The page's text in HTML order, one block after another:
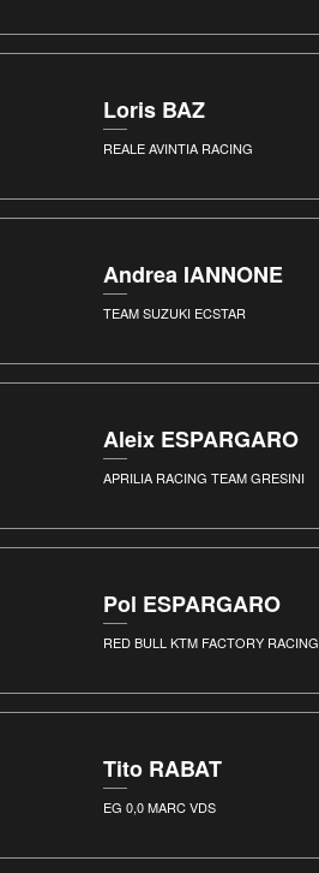
Loris BAZ
REALE AVINTIA RACING
Andrea IANNONE
TEAM SUZUKI ECSTAR
Aleix ESPARGARO
APRILIA RACING TEAM GRESINI
Pol ESPARGARO
RED BULL KTM FACTORY RACING
Tito RABAT
EG 0,0 MARC VDS